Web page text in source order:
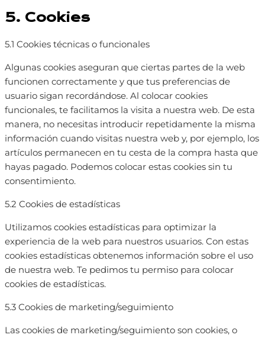
5. Cookies
5.1 Cookies técnicas o funcionales
Algunas cookies aseguran que ciertas partes de la web
funcionen correctamente y que tus preferencias de
usuario sigan recordándose. Al colocar cookies
funcionales, te facilitamos la visita a nuestra web. De esta
manera, no necesitas introducir repetidamente la misma
información cuando visitas nuestra web y, por ejemplo, los
artículos permanecen en tu cesta de la compra hasta que
hayas pagado. Podemos colocar estas cookies sin tu
consentimiento.
5.2 Cookies de estadísticas
Utilizamos cookies estadísticas para optimizar la
experiencia de la web para nuestros usuarios. Con estas
cookies estadísticas obtenemos información sobre el uso
de nuestra web. Te pedimos tu permiso para colocar
cookies de estadísticas.
5.3 Cookies de marketing/seguimiento
Las cookies de marketing/seguimiento son cookies, o